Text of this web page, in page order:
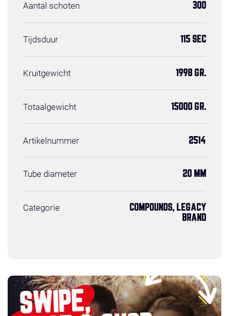
Aantal schoten 300
Tijdsduur 115 SEC
Kruitgewicht 1998 GR.
Totaalgewicht 15000 GR.
Artikelnummer 2514
Tube diameter 20 MM
Categorie
COMPOUNDS, LEGACY
BRAND
SWIPE,